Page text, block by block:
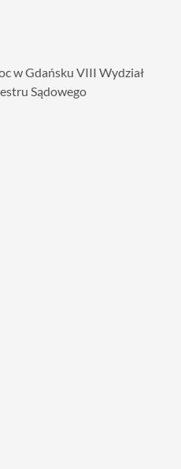
w Gdańsku VIII Wydział
Sądowego